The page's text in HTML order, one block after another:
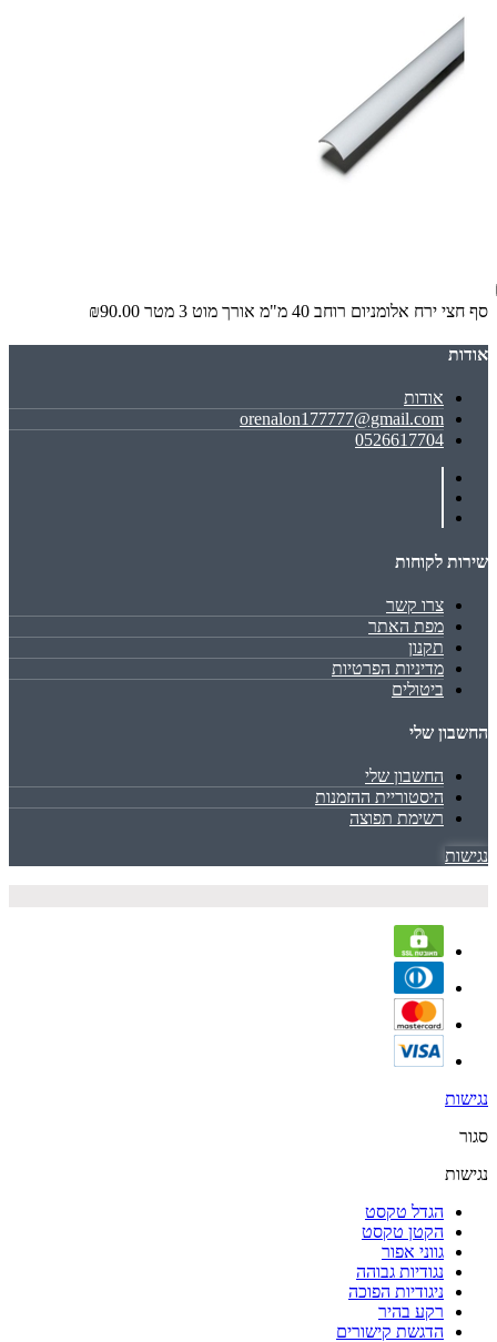
סף חצי ירח אלומניום רוחב 40 מ"מ אורך מוט 3 מטר ₪90.00
אודות
אודות
orenalon177777@gmail.com
0526617704
שירות לקוחות
צרו קשר
מפת האתר
תקנון
מדיניות הפרטיות
ביטולים
החשבון שלי
החשבון שלי
היסטוריית ההזמנות
רשימת תפוצה
נגישות
נגישות
סגור
נגישות
הגדל טקסט
הקטן טקסט
גווני אפור
נגודיות גבוהה
ניגודיות הפוכה
רקע בהיר
הדגשת קישורים